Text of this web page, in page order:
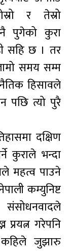
र तेस्रो
नै पुगेको कुरा
सहि छ । तर
समय सम्म
हिसावले
पछि त्यो पुरै
दक्षिण
कुराले भन्दा
महत्व पाउने
कम्युनिष्ट
प्रयत्न गरेपनि
जुझारु